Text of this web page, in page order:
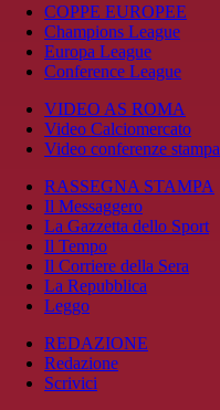
COPPE EUROPEE
Champions League
Europa League
Conference League
VIDEO AS ROMA
Video Calciomercato
Video conferenze stampa
RASSEGNA STAMPA
Il Messaggero
La Gazzetta dello Sport
Il Tempo
Il Corriere della Sera
La Repubblica
Leggo
REDAZIONE
Redazione
Scrivici